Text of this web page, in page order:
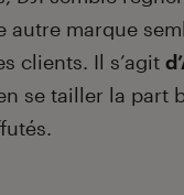
marque
clients. Il s’agit
se tailler la part